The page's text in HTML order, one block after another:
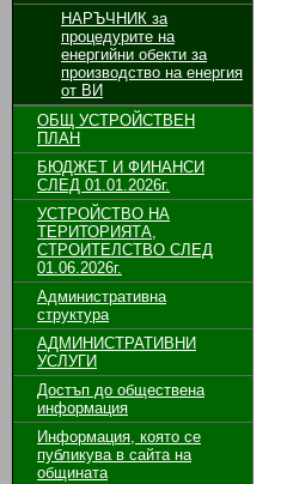
НАРЪЧНИК за
процедурите на
енергийни обекти за
производство на енергия
от ВИ
ОБЩ УСТРОЙСТВЕН
ПЛАН
БЮДЖЕТ И ФИНАНСИ
СЛЕД 01.01.2026г.
УСТРОЙСТВО НА
ТЕРИТОРИЯТА,
СТРОИТЕЛСТВО СЛЕД
01.06.2026г.
Административна
структура
АДМИНИСТРАТИВНИ
УСЛУГИ
Достъп до обществена
информация
Информация, която се
публикува в сайта на
общината